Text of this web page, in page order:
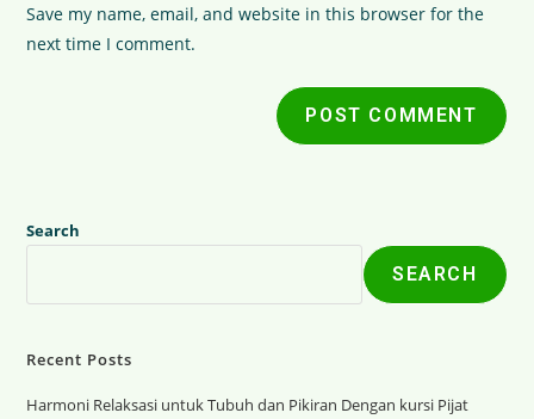
Save my name, email, and website in this browser for the
next time I comment.
Search
SEARCH
Recent Posts
Harmoni Relaksasi untuk Tubuh dan Pikiran Dengan kursi Pijat